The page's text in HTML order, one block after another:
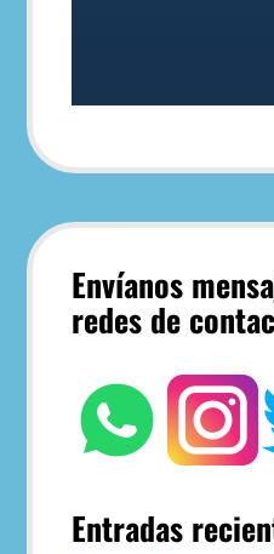
Envíanos
redes de
Entradas